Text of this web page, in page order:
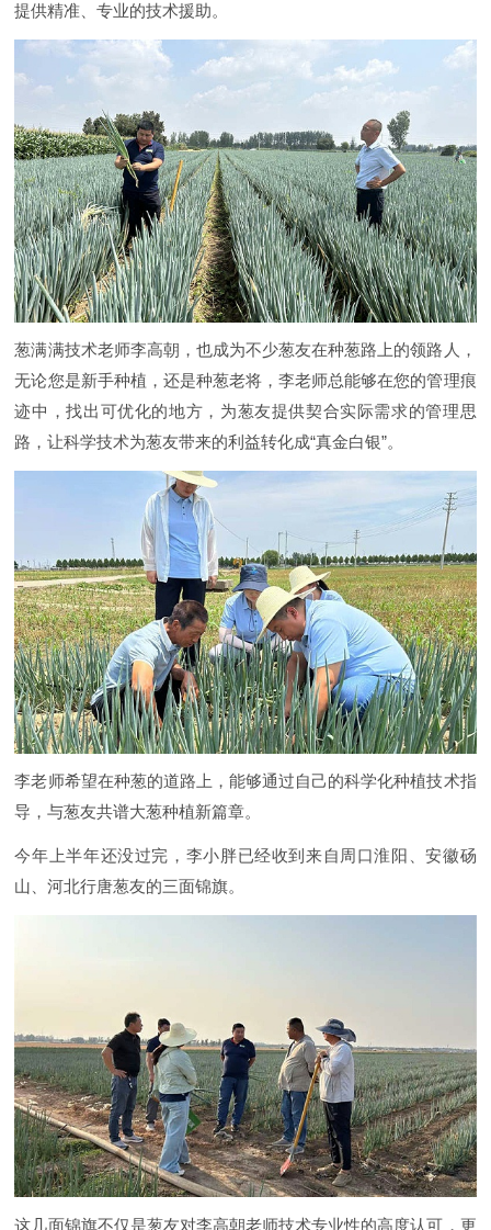
提供精准、专业的技术援助。
葱满满技术老师李高朝，也成为不少葱友在种葱路上的领路人，
无论您是新手种植，还是种葱老将，李老师总能够在您的管理痕
迹中，找出可优化的地方，为葱友提供契合实际需求的管理思
路，让科学技术为葱友带来的利益转化成“真金白银”。
李老师希望在种葱的道路上，能够通过自己的科学化种植技术指
导，与葱友共谱大葱种植新篇章。
今年上半年还没过完，李小胖已经收到来自周口淮阳、安徽砀
山、河北行唐葱友的三面锦旗。
这几面锦旗不仅是葱友对李高朝老师技术专业性的高度认可，更